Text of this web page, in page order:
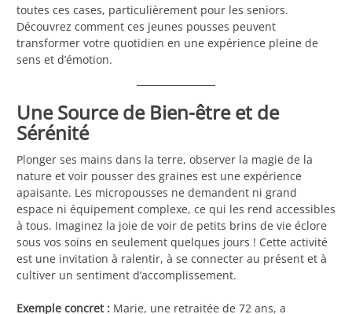
toutes ces cases, particulièrement pour les seniors.
Découvrez comment ces jeunes pousses peuvent
transformer votre quotidien en une expérience pleine de
sens et d’émotion.
Une Source de Bien-être et de
Sérénité
Plonger ses mains dans la terre, observer la magie de la
nature et voir pousser des graines est une expérience
apaisante. Les micropousses ne demandent ni grand
espace ni équipement complexe, ce qui les rend accessibles
à tous. Imaginez la joie de voir de petits brins de vie éclore
sous vos soins en seulement quelques jours ! Cette activité
est une invitation à ralentir, à se connecter au présent et à
cultiver un sentiment d’accomplissement.
Exemple concret : Marie, une retraitée de 72 ans, a